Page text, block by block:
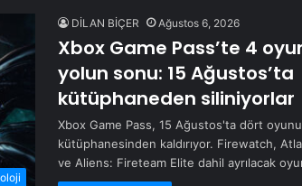
DİLAN BİÇER Ağustos 6, 2026
Xbox Game Pass’te 4
yolun sonu: 15 Ağustos’ta
kütüphaneden siliniyorlar
Xbox Game Pass, 15 Ağustos'ta dört
kütüphanesinden kaldırıyor. Firewatch,
ve Aliens: Fireteam Elite dahil ayrılacak